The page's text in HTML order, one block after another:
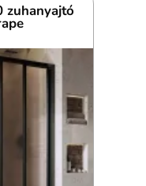
zuhanyajtó